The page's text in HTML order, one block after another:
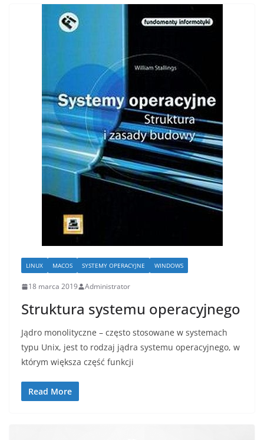
LINUX MACOS SYSTEMY OPERACYJNE WINDOWS
18 marca 2019 Administrator
Struktura systemu operacyjnego
Jądro monolityczne – często stosowane w systemach
typu Unix, jest to rodzaj jądra systemu operacyjnego, w
którym większa część funkcji
Read More